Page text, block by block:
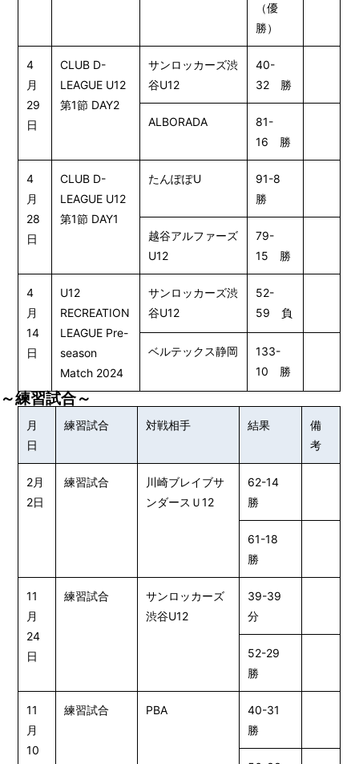
（優
勝）
4
月
29
日
CLUB D-
LEAGUE U12
第1節 DAY2
サンロッカーズ渋
谷U12
40-
32 勝
ALBORADA
81-
16 勝
4
月
28
日
CLUB D-
LEAGUE U12
第1節 DAY1
たんぽぽU
91-8
勝
越谷アルファーズ
U12
79-
15 勝
4
月
14
日
U12
RECREATION
LEAGUE Pre-
season
Match 2024
サンロッカーズ渋
谷U12
52-
59 負
ベルテックス静岡
133-
10 勝
～練習試合～
月
日
練習試合 対戦相手 結果
備
考
2月
2日
練習試合
川崎ブレイブサ
ンダースＵ12
62-14
勝
61-18
勝
11
月
24
日
練習試合
サンロッカーズ
渋谷U12
39-39
分
52-29
勝
11
月
10
練習試合 PBA
40-31
勝